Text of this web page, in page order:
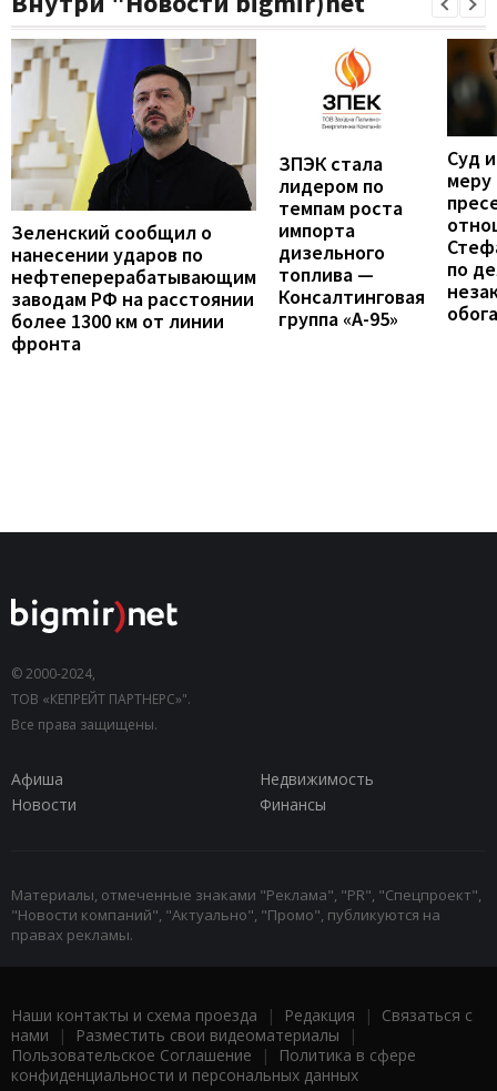
Зеленский сообщил о
нанесении ударов по
нефтеперерабатывающим
заводам РФ на расстоянии
более 1300 км от линии
фронта
ЗПЭК стала
лидером по
темпам роста
импорта
дизельного
топлива —
Консалтинговая
группа «А-95»
Суд
меру
по
© 2000-2024,
ТОВ «КЕПРЕЙТ ПАРТНЕРС»".
Все права защищены.
Афиша
Недвижимость
Новости
Финансы
Материалы, отмеченные знаками "Реклама", "PR", "Спецпроект",
"Новости компаний", "Актуально", "Промо", публикуются на
правах рекламы.
Наши контакты и схема проезда | Редакция | Связаться с
нами | Разместить свои видеоматериалы |
Пользовательское Соглашение |
Политика в сфере
конфиденциальности и персональных данных